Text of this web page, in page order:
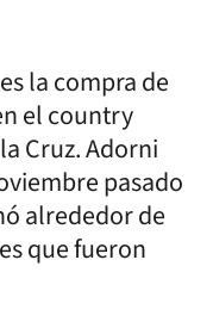
la compra de
el country
Cruz. Adorni
pasado
alrededor de
que fueron